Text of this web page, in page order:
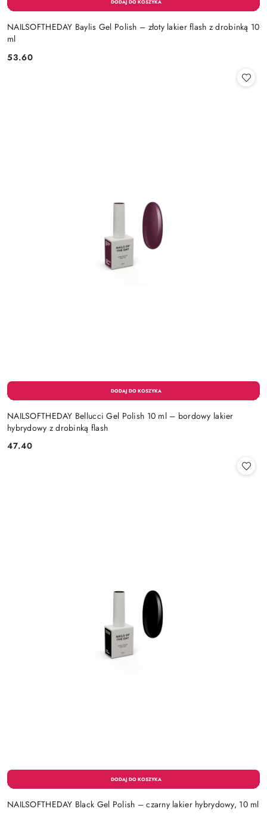
NAILSOFTHEDAY Baylis Gel Polish – złoty lakier flash z drobinką 10
ml
Cena:
53.60
NAILSOFTHEDAY Bellucci Gel Polish 10 ml – bordowy lakier
hybrydowy z drobinką flash
Cena:
47.40
NAILSOFTHEDAY Black Gel Polish – czarny lakier hybrydowy, 10 ml